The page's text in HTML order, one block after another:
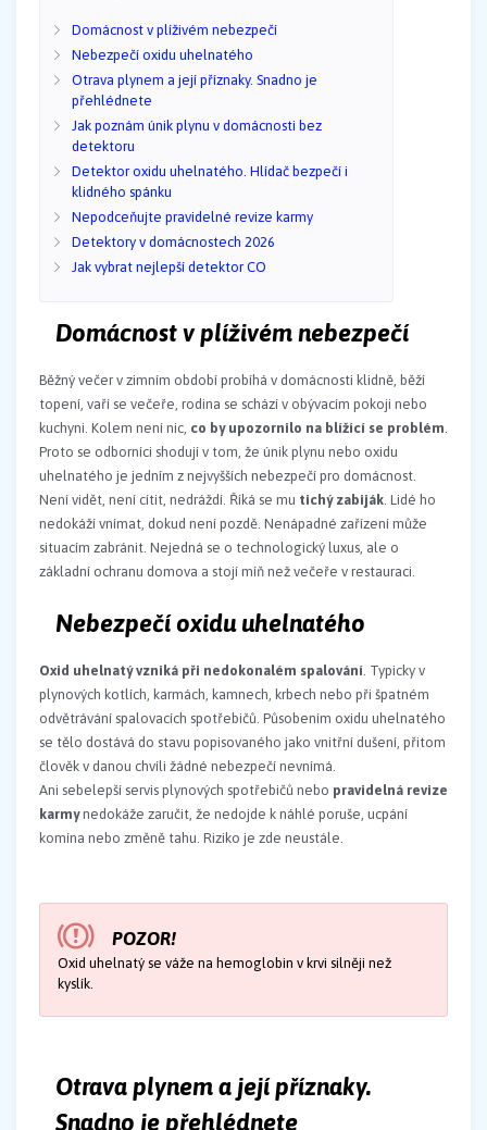
Domácnost v plíživém nebezpečí
Nebezpečí oxidu uhelnatého
Otrava plynem a její příznaky. Snadno je
přehlédnete
Jak poznám únik plynu v domácnosti bez
detektoru
Detektor oxidu uhelnatého. Hlídač bezpečí i
klidného spánku
Nepodceňujte pravidelné revize karmy
Detektory v domácnostech 2026
Jak vybrat nejlepší detektor CO
Domácnost v plíživém nebezpečí
Běžný večer v zimním období probíhá v domácnosti klidně, běží
topení, vaří se večeře, rodina se schází v obývacím pokoji nebo
kuchyni. Kolem není nic, co by upozornilo na blížící se problém.
Proto se odborníci shodují v tom, že únik plynu nebo oxidu
uhelnatého je jedním z nejvyšších nebezpečí pro domácnost.
Není vidět, není cítit, nedráždí. Říká se mu tichý zabiják. Lidé ho
nedokáží vnímat, dokud není pozdě. Nenápadné zařízení může
situacím zabránit. Nejedná se o technologický luxus, ale o
základní ochranu domova a stojí míň než večeře v restauraci.
Nebezpečí oxidu uhelnatého
Oxid uhelnatý vzniká při nedokonalém spalování. Typicky v
plynových kotlích, karmách, kamnech, krbech nebo při špatném
odvětrávání spalovacích spotřebičů. Působením oxidu uhelnatého
se tělo dostává do stavu popisovaného jako vnitřní dušení, přitom
člověk v danou chvíli žádné nebezpečí nevnímá.
Ani sebelepší servis plynových spotřebičů nebo pravidelná revize
karmynedokáže zaručit, že nedojde k náhlé poruše, ucpání
komína nebo změně tahu. Riziko je zde neustále.
POZOR!
Oxid uhelnatý se váže na hemoglobin v krvi silněji než
kyslík.
Otrava plynem a její příznaky.
Snadno je přehlédnete